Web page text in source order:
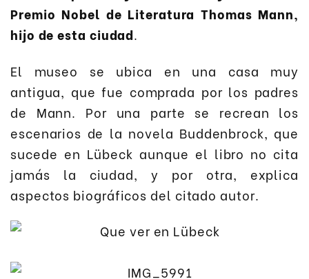
Premio Nobel de Literatura Thomas Mann,
hijo de esta ciudad.
El museo se ubica en una casa muy
antigua, que fue comprada por los padres
de Mann. Por una parte se recrean los
escenarios de la novela Buddenbrock, que
sucede en Lübeck aunque el libro no cita
jamás la ciudad, y por otra, explica
aspectos biográficos del citado autor.